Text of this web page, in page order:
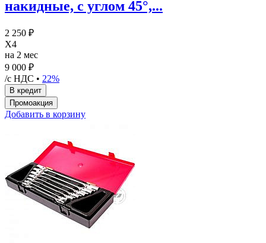
накидные, с углом 45°,...
2 250 ₽
X4
на 2 мес
9 000 ₽
/с НДС • 22%
Добавить в корзину